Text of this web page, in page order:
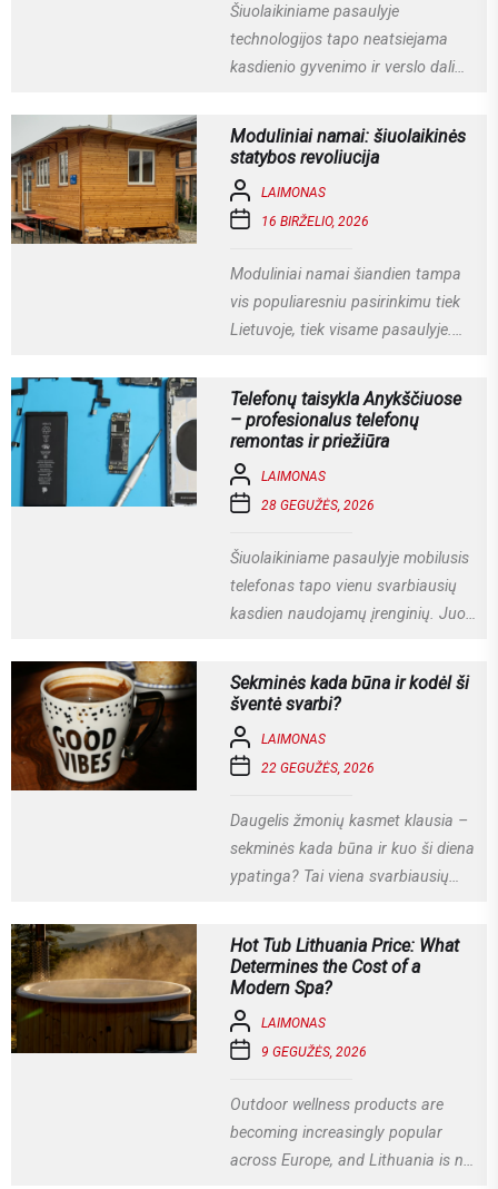
Šiuolaikiniame pasaulyje
technologijos tapo neatsiejama
kasdienio gyvenimo ir verslo dalimi.
įvairioms specializuotoms
užduotims...
Moduliniai namai: šiuolaikinės
statybos revoliucija
LAIMONAS
16 BIRŽELIO, 2026
Moduliniai namai šiandien tampa
vis populiaresniu pasirinkimu tiek
Lietuvoje, tiek visame pasaulyje.
namas gaminamas ne...
Telefonų taisykla Anykščiuose
– profesionalus telefonų
remontas ir priežiūra
LAIMONAS
28 GEGUŽĖS, 2026
Šiuolaikiniame pasaulyje mobilusis
telefonas tapo vienu svarbiausių
kasdien naudojamų įrenginių. Juo
socialiniais...
Sekminės kada būna ir kodėl ši
šventė svarbi?
LAIMONAS
22 GEGUŽĖS, 2026
Daugelis žmonių kasmet klausia –
sekminės kada būna ir kuo ši diena
ypatinga? Tai viena svarbiausių
Hot Tub Lithuania Price: What
Determines the Cost of a
Modern Spa?
LAIMONAS
9 GEGUŽĖS, 2026
Outdoor wellness products are
becoming increasingly popular
across Europe, and Lithuania is no